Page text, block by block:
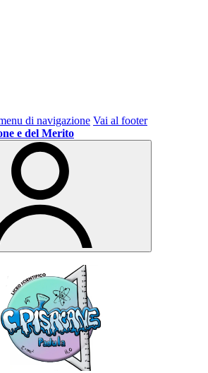
di navigazione Vai al footer
e del Merito